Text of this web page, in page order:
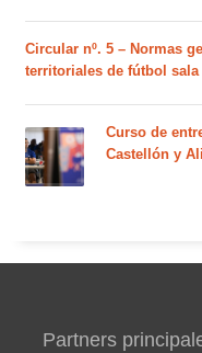
Circular nº. 5 – Normas
territoriales de fútbol sala
Curso de
Castellón y
Partners